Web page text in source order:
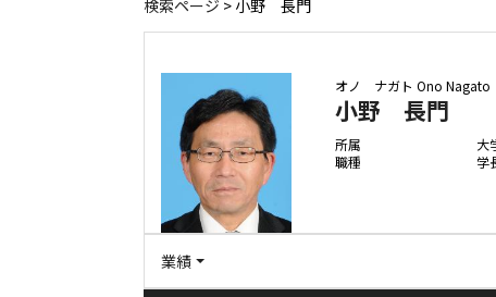
検索ページ > 小野 長門
オノ ナガト Ono Nagato
小野 長門
所属
大
職種
学
業績